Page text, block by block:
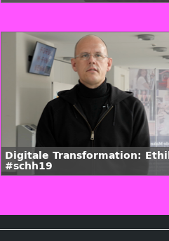
Digitale Transformation:
#schh19